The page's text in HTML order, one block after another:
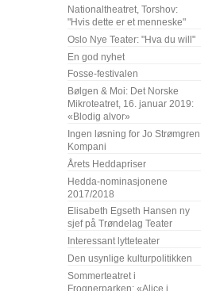
Nationaltheatret, Torshov:
"Hvis dette er et menneske"
Oslo Nye Teater: "Hva du will"
En god nyhet
Fosse-festivalen
Bølgen & Moi: Det Norske
Mikroteatret, 16. januar 2019:
«Blodig alvor»
Ingen løsning for Jo Strømgren
Kompani
Årets Heddapriser
Hedda-nominasjonene
2017/2018
Elisabeth Egseth Hansen ny
sjef på Trøndelag Teater
Interessant lytteteater
Den usynlige kulturpolitikken
Sommerteatret i
Frognerparken: «Alice i